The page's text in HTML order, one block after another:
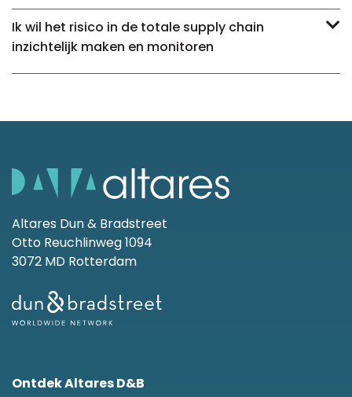
Ik wil het risico in de totale supply chain
inzichtelijk maken en monitoren
Altares Dun & Bradstreet
Otto Reuchlinweg 1094
3072 MD Rotterdam
Ontdek Altares D&B